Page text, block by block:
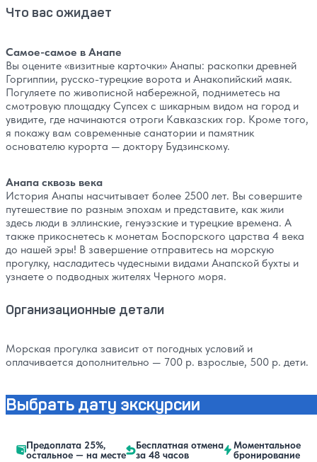
Что вас ожидает
Самое-самое в Анапе
Вы оцените «визитные карточки» Анапы: раскопки древней
Горгиппии, русско-турецкие ворота и Анакопийский маяк.
Погуляете по живописной набережной, подниметесь на
смотровую площадку Супсех с шикарным видом на город и
увидите, где начинаются отроги Кавказских гор. Кроме того,
я покажу вам современные санатории и памятник
основателю курорта — доктору Будзинскому.
Анапа сквозь века
История Анапы насчитывает более 2500 лет. Вы совершите
путешествие по разным эпохам и представите, как жили
здесь люди в эллинские, генуэзские и турецкие времена. А
также прикоснетесь к монетам Боспорского царства 4 века
до нашей эры! В завершение отправитесь на морскую
прогулку, насладитесь чудесными видами Анапской бухты и
узнаете о подводных жителях Черного моря.
Организационные детали
Морская прогулка зависит от погодных условий и
оплачивается дополнительно — 700 р. взрослые, 500 р. дети.
Выбрать дату экскурсии
Предоплата 25%,
остальное — на месте
Бесплатная отмена
за 48 часов
Моментальное
бронирование